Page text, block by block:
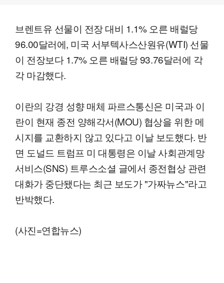
브렌트유 선물이 전장 대비 1.1% 오른 배럴당
96.00달러에, 미국 서부텍사스산원유(WTI) 선물
이 전장보다 1.7% 오른 배럴당 93.76달러에 각
각 마감했다.
이란의 강경 성향 매체 파르스통신은 미국과 이
란이 현재 종전 양해각서(MOU) 협상을 위한 메
시지를 교환하지 않고 있다고 이날 보도했다. 반
면 도널드 트럼프 미 대통령은 이날 사회관계망
서비스(SNS) 트루스소셜 글에서 종전협상 관련
대화가 중단됐다는 최근 보도가 "가짜뉴스"라고
반박했다.
(사진=연합뉴스)